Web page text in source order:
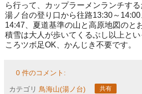
ら行って、カップラーメンランチする
湯ノ台の登り口から往路13:30～14:00
14:47、夏道基準の山と高原地図のと
積雪は大人が歩いてくるぶし以上と
ころツボ足OK、かんじき不要です。
0 件のコメント:
カテゴリ 鳥海山(湯ノ台) 共有